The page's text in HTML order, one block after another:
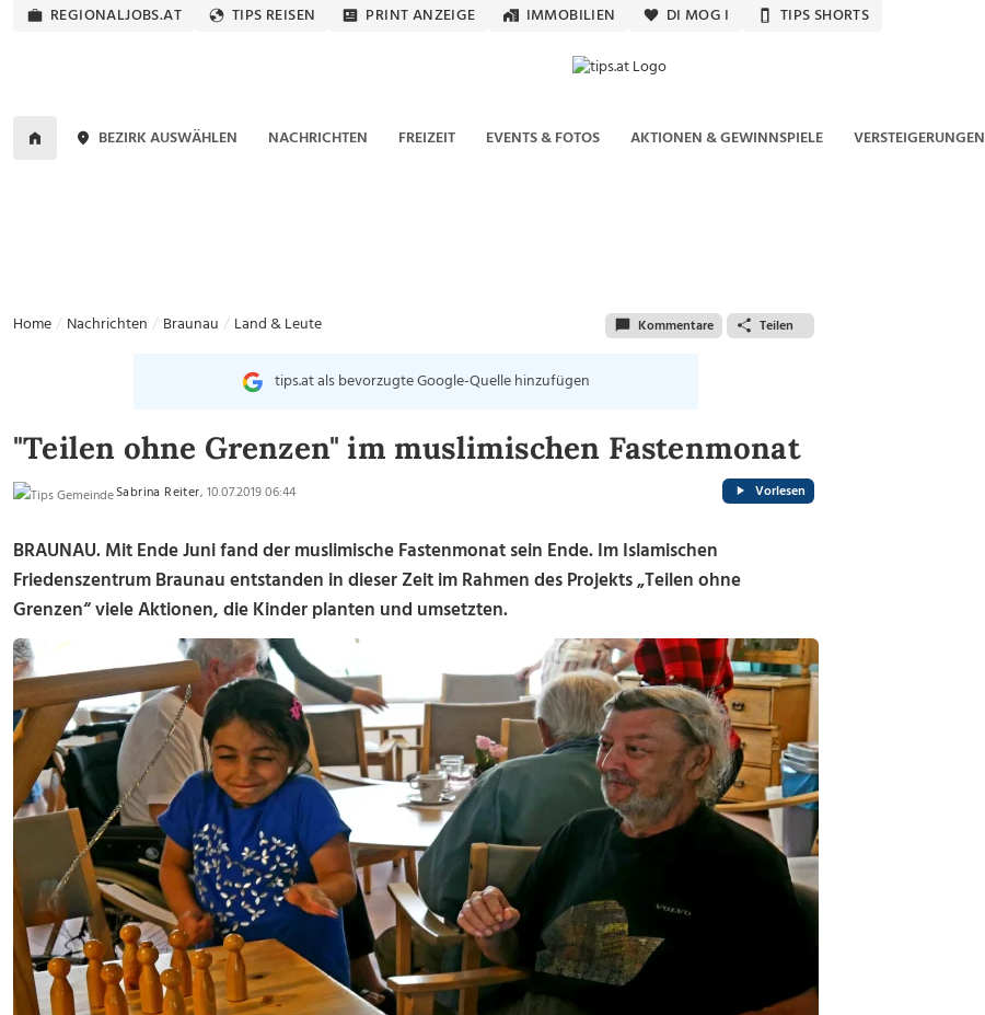
REGIONALJOBS.AT TIPS REISEN PRINT ANZEIGE IMMOBILIEN DI MOG I TIPS SHORTS
BEZIRK AUSWÄHLEN NACHRICHTEN FREIZEIT EVENTS & FOTOS AKTIONEN & GEWINNSPIELE VERSTEIGERUNGEN
Home Nachrichten Braunau Land & Leute Kommentare Teilen
tips.at als bevorzugte Google-Quelle hinzufügen
"Teilen ohne Grenzen" im muslimischen Fastenmonat
Sabrina Reiter, 10.07.2019 06:44 Vorlesen
BRAUNAU. Mit Ende Juni fand der muslimische Fastenmonat sein Ende. Im Islamischen
Friedenszentrum Braunau entstanden in dieser Zeit im Rahmen des Projekts „Teilen ohne
Grenzen“ viele Aktionen, die Kinder planten und umsetzten.